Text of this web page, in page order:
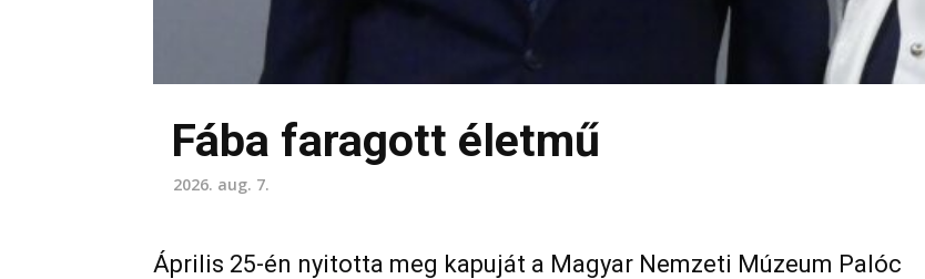
Fába faragott életmű
2026. aug. 7.
Április 25-én nyitotta meg kapuját a Magyar Nemzeti Múzeum Palóc